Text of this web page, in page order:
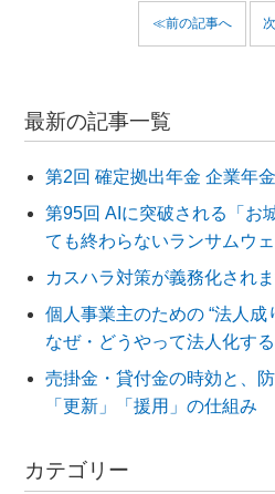
≪前の記事へ
最新の記事一覧
第2回 確定拠出年金 企業年
第95回 AIに突破される「
ても終わらないランサムウ
カスハラ対策が義務化され
個人事業主のための “法人成
なぜ・どうやって法人化す
売掛金・貸付金の時効と、
「更新」「援用」の仕組み
カテゴリー